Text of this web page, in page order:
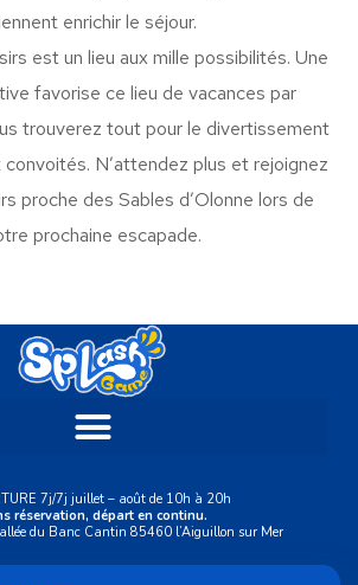
enrichir le séjour.
est un lieu aux mille possibilités. Une
favorise ce lieu de vacances par
trouverez tout pour le divertissement
N’attendez plus et rejoignez
proche des Sables d’Olonne lors de
prochaine escapade.
7j/7j juillet – août de 10h à 20h
réservation, départ en continu.
du Banc Cantin 85460 l’Aiguillon sur Mer